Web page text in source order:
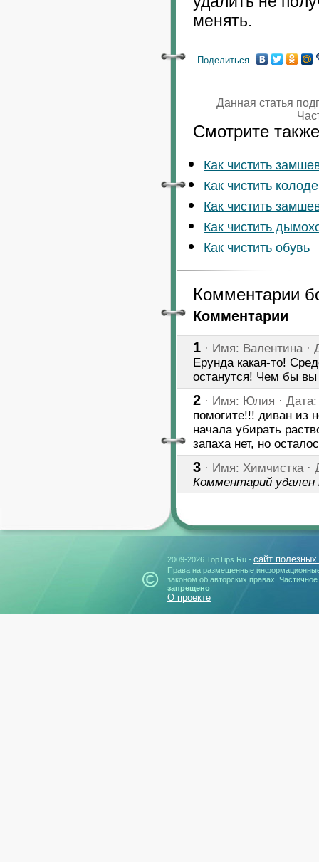
менять.
Поделиться
Данная статья
Смотрите
Как чистить
Как чистить
Как чистить
Как чистить
Как чистить обувь
Комментарии
Комментарии
1 · Имя: Валентина ·
Ерунда какая-то!
останутся! Чем бы вы
2 · Имя: Юлия · Дата:
помогите!!! диван из
начала убирать
запаха нет, но
3 · Имя: Химчистка ·
Комментарий
2009-2026 TopTips.Ru - сайт полезных
Права на размещенные
законом об авторских правах.
запрещено
О проекте